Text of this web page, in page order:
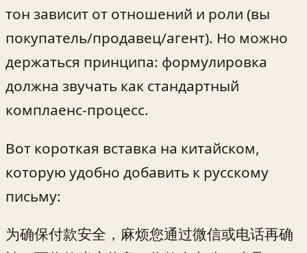
тон зависит от отношений и роли (вы
покупатель/продавец/агент). Но можно
держаться принципа: формулировка
должна звучать как стандартный
комплаенс-процесс.
Вот короткая вставка на китайском,
которую удобно добавить к русскому
письму:
为确保付款安全，麻烦您通过微信或电话再确